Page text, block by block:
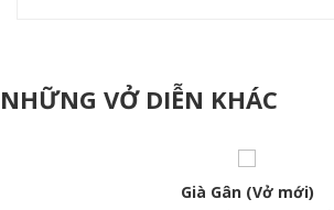
NHỮNG VỞ DIỄN KHÁC
Già Gân (Vở mới)